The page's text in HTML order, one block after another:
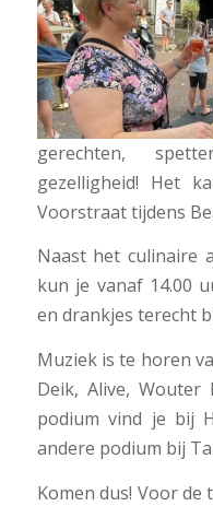
gerechten,
gezelligheid! Het
Voorstraat tijdens
Naast het culinaire
kun je vanaf 14.00
en drankjes terecht
Muziek is te horen
Deik, Alive,
podium vind je bij
andere podium bij
Komen dus! Voor